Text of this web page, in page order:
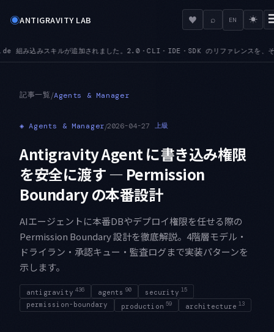
◉ANTIGRAVITY LAB ♥ ⌕ EN ☀
・SDK のリファレンスを、その場で文脈込みで引けます●MCPURL —
記事一覧/Agents & Manager
◈ Agents & Manager/2026-04-27 上級
Antigravity Agent に書き込み権限
を安全に渡す — Permission
Boundary の本番設計
AIエージェントに本番DBやデプロイ権限を任せる際の
Permission Boundary 設計を徹底解説。4階層モデル・
ドライラン・承認キュー・監査ログまで実装パターンを
示します。
antigravity 436 agents 90 security 15
permission-boundary production 59 architecture 13